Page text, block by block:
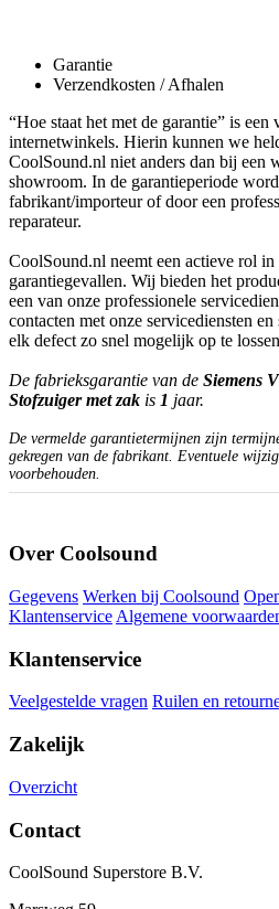
Garantie
Verzendkosten / Afhalen
“Hoe staat het met de garantie” is een
internetwinkels. Hierin kunnen we
CoolSound.nl niet anders dan bij een
showroom. In de garantieperiode
fabrikant/importeur of door een
reparateur.
CoolSound.nl neemt een actieve rol
garantiegevallen. Wij bieden het
een van onze professionele
contacten met onze servicediensten
elk defect zo snel mogelijk op te
De fabrieksgarantie van de Siemens
Stofzuiger met zak is 1 jaar.
De vermelde garantietermijnen zijn
gekregen van de fabrikant. Eventuele
voorbehouden.
Over Coolsound
Gegevens Werken bij Coolsound
Klantenservice Algemene
Klantenservice
Veelgestelde vragen Ruilen en
Zakelijk
Overzicht
Contact
CoolSound Superstore B.V.